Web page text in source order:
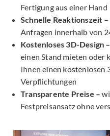
Fertigung aus einer Hand
Schnelle Reaktionszeit –
Anfragen innerhalb von
Kostenloses 3D-Design –
einen Stand mieten oder
Ihnen einen kostenlosen
Verpflichtungen
Transparente Preise –
Festpreisansatz ohne